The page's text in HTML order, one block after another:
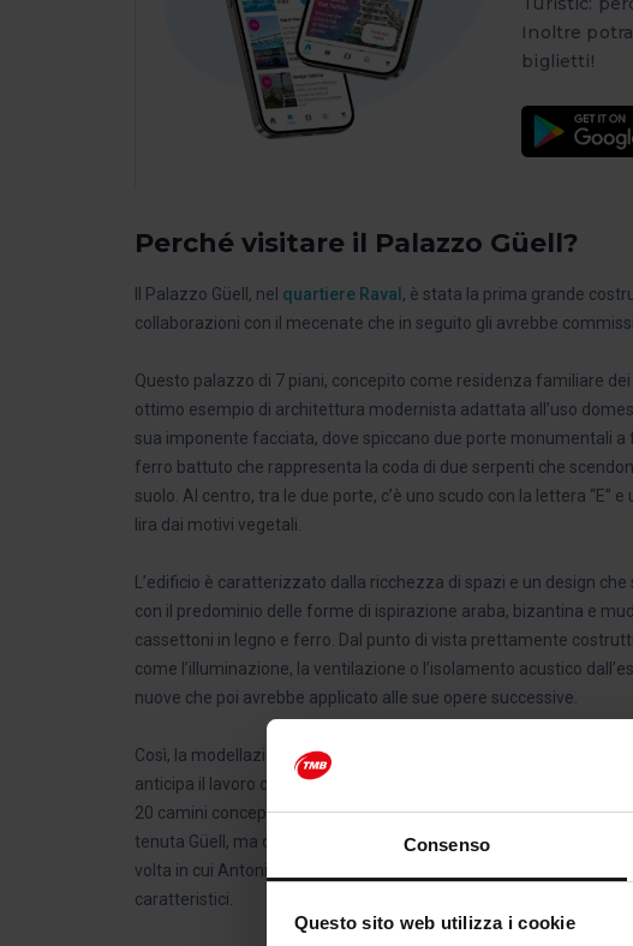
Consenso
Questo sito web utilizza i cookie
Inoltre
biglietti!
Perché visitare il Palazzo Güell?
Il Palazzo Güell, nel quartiere Raval , è stata la prima grande
collaborazioni con il mecenate che in seguito gli avrebbe
Questo palazzo di 7 piani, concepito come residenza familiare
ottimo esempio di architettura modernista adattata all’uso
sua imponente facciata, dove spiccano due porte monumentali
ferro battuto che rappresenta la coda di due serpenti che
suolo. Al centro, tra le due porte, c’è uno scudo con la lettera “E”
lira dai motivi vegetali.
L’edificio è caratterizzato dalla ricchezza di spazi e un design
con il predominio delle forme di ispirazione araba, bizantina e
cassettoni in legno e ferro. Dal punto di vista prettamente
come l’illuminazione, la ventilazione o l’isolamento acustico
nuove che poi avrebbe applicato alle sue opere successive.
Così, la modellazione delle superfici di transizione tra gli archi
anticipa il lavoro con superfici ricurve delle volte della Colonia Güell
20 camini concepiti come sculture, un tipo di trattamento che ha
tenuta Güell, ma che è evidente soprattutto nella
volta in cui Antoni Gaudí usò il trencadís, un rivestimento
caratteristici.